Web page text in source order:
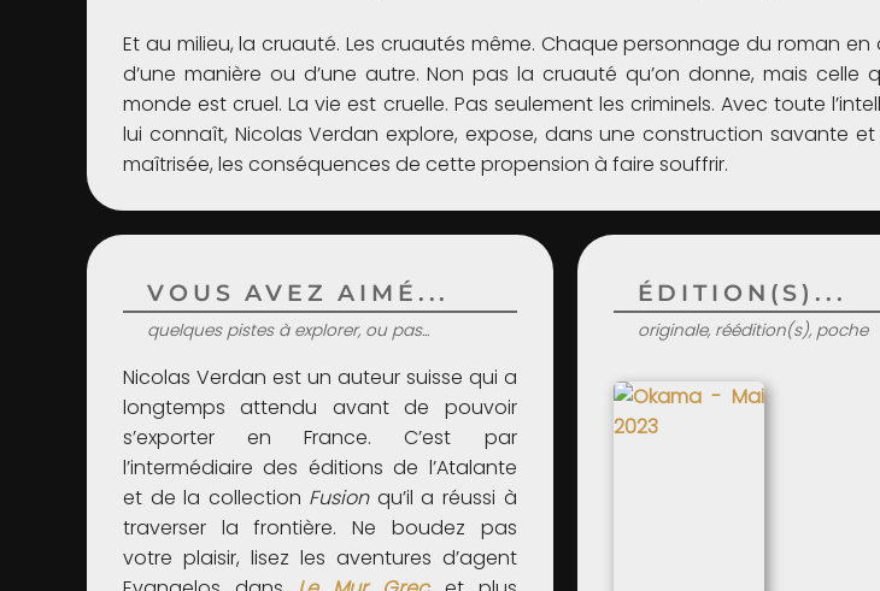
Et au milieu, la cruauté. Les cruautés même. Chaque personnage du roman en
d’une manière ou d’une autre. Non pas la cruauté qu’on donne, mais celle
monde est cruel. La vie est cruelle. Pas seulement les criminels. Avec toute
lui connaît, Nicolas Verdan explore, expose, dans une construction savante
maîtrisée, les conséquences de cette propension à faire souffrir.
VOUS AVEZ AIMÉ...
quelques pistes à explorer, ou pas...
Nicolas Verdan est un auteur suisse qui a
longtemps attendu avant de pouvoir
s’exporter en France. C’est par
l’intermédiaire des éditions de l’Atalante
et de la collection Fusionqu’il a réussi à
traverser la frontière. Ne boudez pas
votre plaisir, lisez les aventures d’agent
ÉDITION(S)...
originale, réédition(s), poche